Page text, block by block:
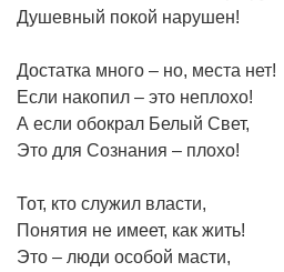
Душевный покой нарушен!
Достатка много – но, места нет!
Если накопил – это неплохо!
А если обокрал Белый Свет,
Это для Сознания – плохо!
Тот, кто служил власти,
Понятия не имеет, как жить!
Это – люди особой масти,